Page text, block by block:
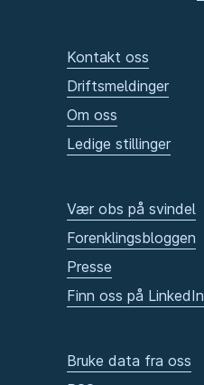
Kontakt oss
Driftsmeldinger
Om oss
Ledige stillinger
Vær obs på svindel
Forenklingsbloggen
Presse
Finn oss på LinkedIn
Bruke data fra oss